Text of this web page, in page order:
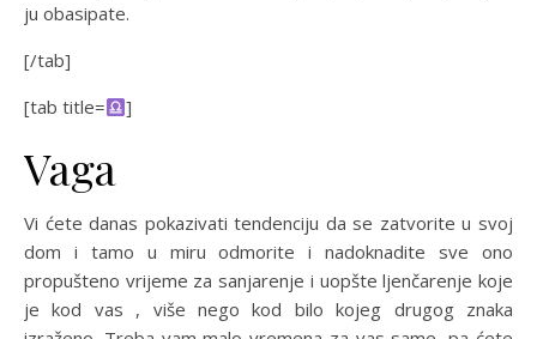
ju obasipate.
[/tab]
[tab title=
]
Vaga
Vi ćete danas pokazivati tendenciju da se zatvorite u svoj
dom i tamo u miru odmorite i nadoknadite sve ono
propušteno vrijeme za sanjarenje i uopšte ljenčarenje koje
je kod vas , više nego kod bilo kojeg drugog znaka